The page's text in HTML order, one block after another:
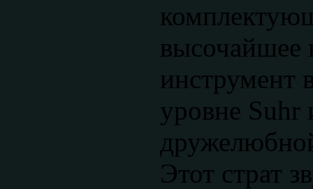
высочайшее
инструмент
уровне Suhr
Этот страт